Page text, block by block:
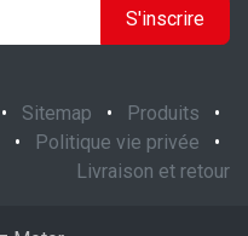
S'inscrire
• Sitemap • Produits
•
• Politique vie privée
•
Livraison et retour